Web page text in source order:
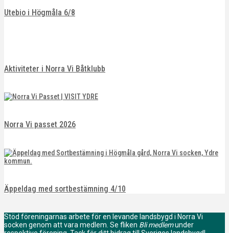
Utebio i Högmåla 6/8
Aktiviteter i Norra Vi Båtklubb
Norra Vi passet 2026
Äppeldag med sortbestämning 4/10
Stöd föreningarnas arbete för en levande landsbygd i Norra Vi
socken genom att vara medlem. Se fliken Bli medlemunder